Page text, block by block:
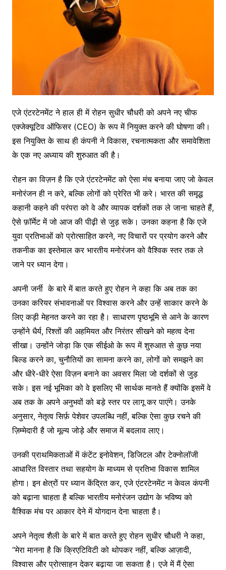
एजे एंटरटेनमेंट ने हाल ही में रोहन सुधीर चौधरी को अपने नए चीफ
एक्जेक्यूटिव ऑफिसर (CEO) के रूप में नियुक्त करने की घोषणा की।
इस नियुक्ति के साथ ही कंपनी ने विकास, रचनात्मकता और समावेशिता
के एक नए अध्याय की शुरुआत की है।
रोहन का विज़न है कि एजे एंटरटेनमेंट को ऐसा मंच बनाया जाए जो केवल
मनोरंजन ही न करे, बल्कि लोगों को प्रेरित भी करे। भारत की समृद्ध
कहानी कहने की परंपरा को वे और व्यापक दर्शकों तक ले जाना चाहते हैं,
ऐसे फ़ॉर्मेट में जो आज की पीढ़ी से जुड़ सके। उनका कहना है कि एजे
युवा प्रतिभाओं को प्रोत्साहित करने, नए विचारों पर प्रयोग करने और
तकनीक का इस्तेमाल कर भारतीय मनोरंजन को वैश्विक स्तर तक ले
जाने पर ध्यान देगा।
अपनी जर्नी के बारे में बात करते हुए रोहन ने कहा कि अब तक का
उनका करियर संभावनाओं पर विश्वास करने और उन्हें साकार करने के
लिए कड़ी मेहनत करने का रहा है। साधारण पृष्ठभूमि से आने के कारण
उन्होंने धैर्य, रिश्तों की अहमियत और निरंतर सीखने को महत्व देना
सीखा। उन्होंने जोड़ा कि एक सीईओ के रूप में शुरुआत से कुछ नया
बिल्ड करने का, चुनौतियों का सामना करने का, लोगों को समझने का
और धीरे-धीरे ऐसा विज़न बनाने का अवसर मिला जो दर्शकों से जुड़
सके। इस नई भूमिका को वे इसलिए भी सार्थक मानते हैं क्योंकि इसमें वे
अब तक के अपने अनुभवों को बड़े स्तर पर लागू कर पाएंगे। उनके
अनुसार, नेतृत्व सिर्फ़ पेशेवर उपलब्धि नहीं, बल्कि ऐसा कुछ रचने की
ज़िम्मेदारी है जो मूल्य जोड़े और समाज में बदलाव लाए।
उनकी प्राथमिकताओं में कंटेंट इनोवेशन, डिजिटल और टेक्नोलॉजी
आधारित विस्तार तथा सहयोग के माध्यम से प्रतिभा विकास शामिल
होगा। इन क्षेत्रों पर ध्यान केंद्रित कर, एजे एंटरटेनमेंट न केवल कंपनी
को बढ़ाना चाहता है बल्कि भारतीय मनोरंजन उद्योग के भविष्य को
वैश्विक मंच पर आकार देने में योगदान देना चाहता है।
अपने नेतृत्व शैली के बारे में बात करते हुए रोहन सुधीर चौधरी ने कहा,
“मेरा मानना है कि क्रिएटिविटी को थोपकर नहीं, बल्कि आज़ादी,
विश्वास और प्रोत्साहन देकर बढ़ाया जा सकता है। एजे में मैं ऐसा